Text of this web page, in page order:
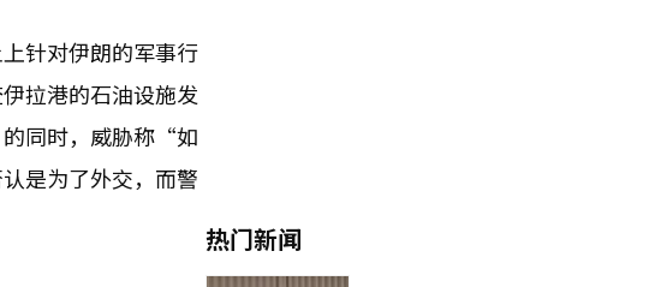
针对伊朗的军事行
拉港的石油设施发
同时，威胁称“如
是为了外交，而警
热门新闻